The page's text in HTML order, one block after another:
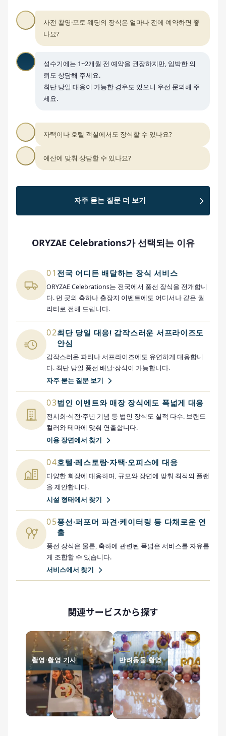
사전 촬영·포토 웨딩의 장식은 얼마나 전에 예약하면 좋
나요?
성수기에는 1~2개월 전 예약을 권장하지만, 임박한 의
뢰도 상담해 주세요.
최단 당일 대응이 가능한 경우도 있으니 우선 문의해 주
세요.
자택이나 호텔 객실에서도 장식할 수 있나요?
예산에 맞춰 상담할 수 있나요?
자주 묻는 질문 더 보기
ORYZAE Celebrations가 선택되는 이유
01 전국 어디든 배달하는 장식 서비스
ORYZAE Celebrations는 전국에서 풍선 장식을 전개합니
다. 먼 곳의 축하나 출장지 이벤트에도 어디서나 같은 퀄
리티로 전해 드립니다.
02최단 당일 대응! 갑작스러운 서프라이즈도
안심
갑작스러운 파티나 서프라이즈에도 유연하게 대응합니
다. 최단 당일 풍선 배달·장식이 가능합니다.
자주 묻는 질문 보기
03법인 이벤트와 매장 장식에도 폭넓게 대응
전시회·식전·주년 기념 등 법인 장식도 실적 다수. 브랜드
컬러와 테마에 맞춰 연출합니다.
이용 장면에서 찾기
04호텔·레스토랑·자택·오피스에 대응
다양한 회장에 대응하며, 규모와 장면에 맞춰 최적의 플랜
을 제안합니다.
시설 형태에서 찾기
05풍선·퍼포머 파견·케이터링 등 다채로운 연
출
풍선 장식은 물론, 축하에 관련된 폭넓은 서비스를 자유롭
게 조합할 수 있습니다.
서비스에서 찾기
関連サービスから探す
촬영·촬영 기사 반려동물 촬영